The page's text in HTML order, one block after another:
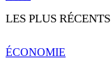
LES PLUS RÉCENTS
ÉCONOMIE